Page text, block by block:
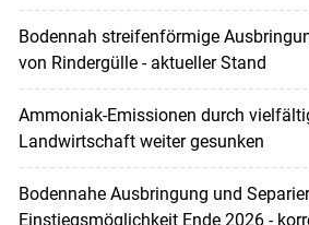
Bodennah streifenförmige
von Rindergülle - aktueller Stand
Ammoniak-Emissionen durch
Landwirtschaft weiter gesunken
Bodennahe Ausbringung und
Einstiegsmöglichkeit Ende 2026 -